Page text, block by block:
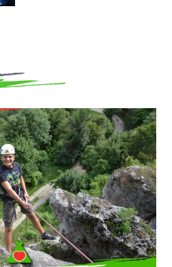
▼
▼
▼
▼
▼